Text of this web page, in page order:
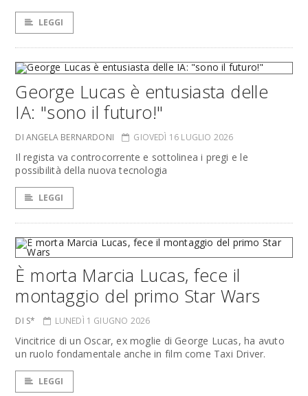
LEGGI
George Lucas è entusiasta delle
IA: "sono il futuro!"
DI ANGELA BERNARDONI GIOVEDÌ 16 LUGLIO 2026
Il regista va controcorrente e sottolinea i pregi e le
possibilità della nuova tecnologia
LEGGI
È morta Marcia Lucas, fece il
montaggio del primo Star Wars
DI S* LUNEDÌ 1 GIUGNO 2026
Vincitrice di un Oscar, ex moglie di George Lucas, ha avuto
un ruolo fondamentale anche in film come Taxi Driver.
LEGGI